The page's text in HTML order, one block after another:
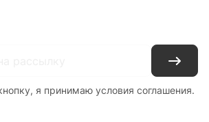
я принимаю условия соглашения.